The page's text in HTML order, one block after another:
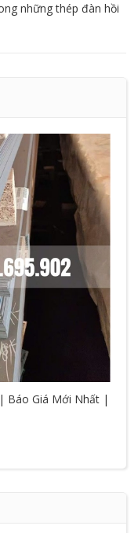
những thép đàn hồi
Báo Giá Mới Nhất |